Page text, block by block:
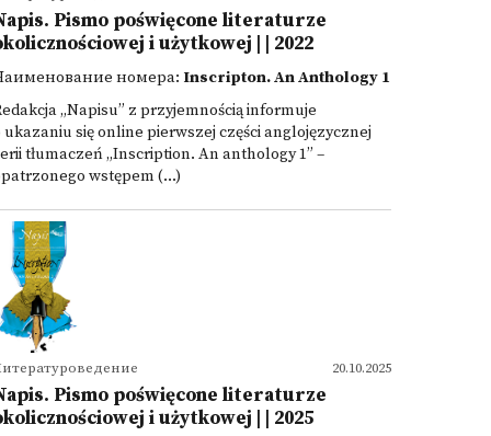
Pismo poświęcone literaturze
i użytkowej | | 2022
номера: Inscripton. An Anthology 1
„Napisu” z przyjemnością informuje
ukazaniu się online pierwszej części anglojęzycznej
tłumaczeń „Inscription. An anthology 1” –
wstępem (...)
20.10.2025
Pismo poświęcone literaturze
i użytkowej | | 2025